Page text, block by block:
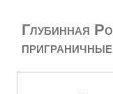
Глубинная